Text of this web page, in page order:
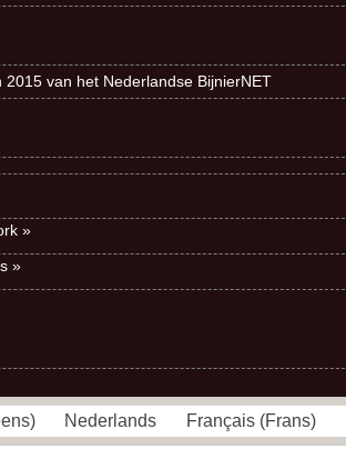
van het Nederlandse BijnierNET
»
»
) Nederlands Français(Frans)